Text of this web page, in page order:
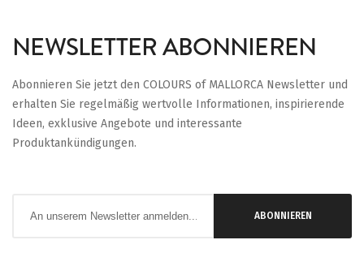
NEWSLETTER ABONNIEREN
Abonnieren Sie jetzt den COLOURS of MALLORCA Newsletter und
erhalten Sie regelmäßig wertvolle Informationen, inspirierende
Ideen, exklusive Angebote und interessante
Produktankündigungen.
ABONNIEREN